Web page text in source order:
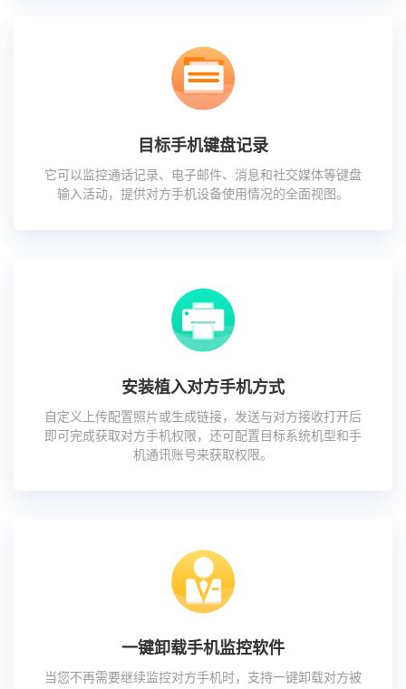
目标手机键盘记录
它可以监控通话记录、电子邮件、消息和社交媒体等键盘
输入活动，提供对方手机设备使用情况的全面视图。
安装植入对方手机方式
自定义上传配置照片或生成链接，发送与对方接收打开后
即可完成获取对方手机权限，还可配置目标系统机型和手
机通讯账号来获取权限。
一键卸载手机监控软件
当您不再需要继续监控对方手机时，支持一键卸载对方被